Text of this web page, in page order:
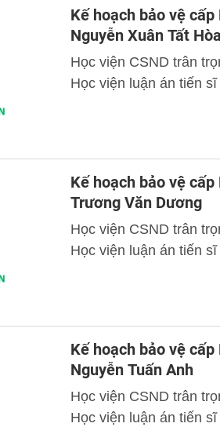
Kế hoạch bảo vệ
Nguyễn Xuân Tất Hòa
Học viện CSND trân
Học viện luận án tiến
Kế hoạch bảo vệ
Trương Văn Dương
Học viện CSND trân
Học viện luận án tiến
Kế hoạch bảo vệ
Nguyễn Tuấn Anh
Học viện CSND trân
Học viện luận án tiến